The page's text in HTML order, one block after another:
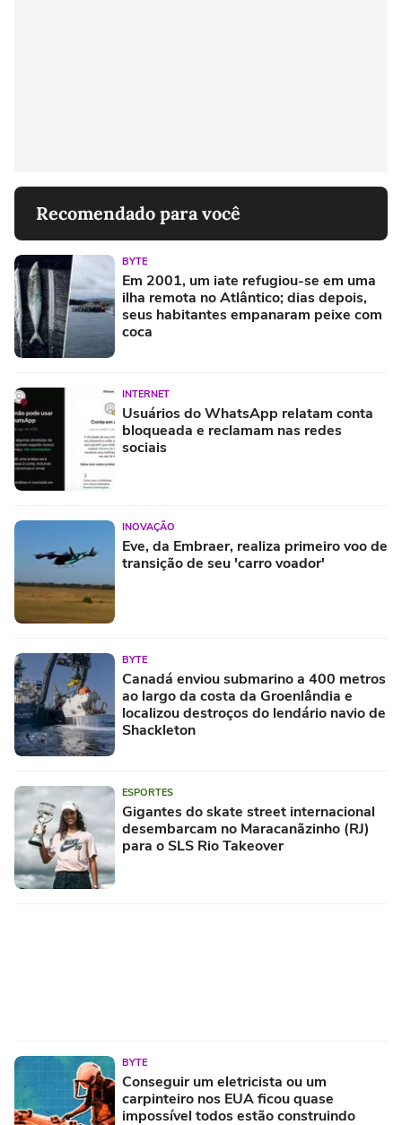
Recomendado para você
BYTE
Em 2001, um iate refugiou-se em uma
ilha remota no Atlântico; dias depois,
seus habitantes empanaram peixe com
coca
INTERNET
Usuários do WhatsApp relatam conta
bloqueada e reclamam nas redes
sociais
INOVAÇÃO
Eve, da Embraer, realiza primeiro voo de
transição de seu 'carro voador'
BYTE
Canadá enviou submarino a 400 metros
ao largo da costa da Groenlândia e
localizou destroços do lendário navio de
Shackleton
ESPORTES
Gigantes do skate street internacional
desembarcam no Maracanãzinho (RJ)
para o SLS Rio Takeover
BYTE
Conseguir um eletricista ou um
carpinteiro nos EUA ficou quase
impossível todos estão construindo